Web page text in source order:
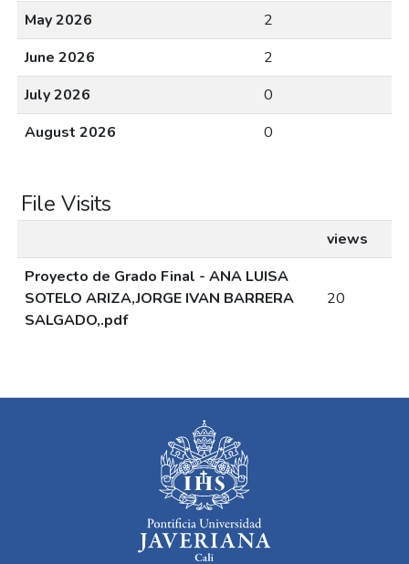
May 2026
2
June 2026
2
July 2026
0
August 2026
0
File Visits
views
Proyecto de Grado Final - ANA LUISA
SOTELO ARIZA,JORGE IVAN BARRERA
SALGADO,.pdf
20